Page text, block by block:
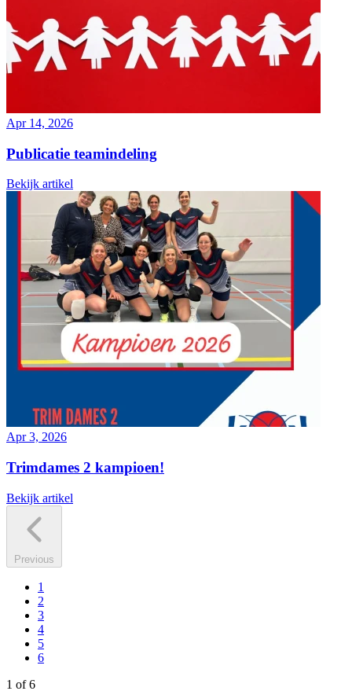
Apr 14, 2026
Publicatie teamindeling
Bekijk artikel
Apr 3, 2026
Trimdames 2 kampioen!
Bekijk artikel
Previous
1
2
3
4
5
6
1 of 6